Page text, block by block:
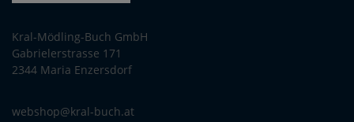
Kral-Mödling-Buch GmbH
Gabrielerstrasse 171
2344 Maria Enzersdorf
webshop@kral-buch.at